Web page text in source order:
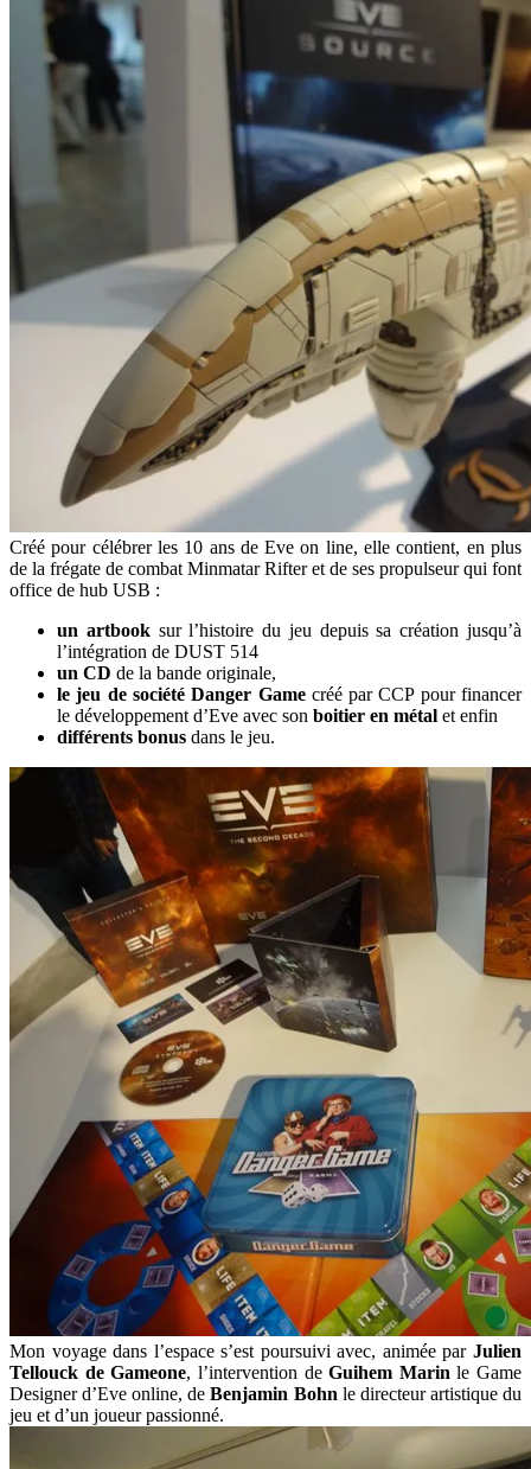
Créé pour célébrer les 10 ans de Eve on line, elle contient, en plus
de la frégate de combat Minmatar Rifter et de ses propulseur qui font
office de hub USB :
un artbooksur l’histoire du jeu depuis sa création jusqu’à
l’intégration de DUST 514
un CD de la bande originale,
le jeu de société Danger Gamecréé par CCP pour financer
le développement d’Eve avec son boitier en métal et enfin
différents bonus dans le jeu.
Mon voyage dans l’espace s’est poursuivi avec, animée par Julien
Tellouck de Gameone, l’intervention deGuihem Marin le Game
Designer d’Eve online, deBenjamin Bohn le directeur artistique du
jeu et d’un joueur passionné.